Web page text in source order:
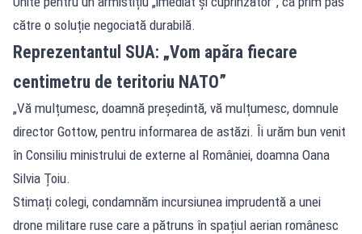
către o soluție negociată durabilă.
Reprezentantul SUA: „Vom apăra fiecare
centimetru de teritoriu NATO”
„Vă mulțumesc, doamnă președintă, vă mulțumesc, domnule
director Gottow, pentru informarea de astăzi. Îi urăm bun venit
în Consiliu ministrului de externe al României, doamna Oana
Silvia Țoiu.
Stimați colegi, condamnăm incursiunea imprudentă a unei
drone militare ruse care a pătruns în spațiul aerian românesc